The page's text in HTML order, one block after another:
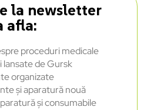
la newsletter
afla:
proceduri medicale
lansate de Gursk
organizate
și aparatură nouă
și consumabile